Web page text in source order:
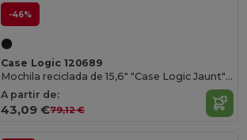
-46%
Case Logic 120689
Mochila reciclada de 15,6" "Case Logic Jaunt" 23L
A partir de:
43,09 €79,12 €